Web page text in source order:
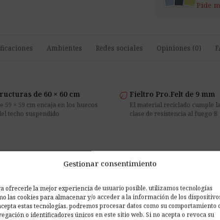
Gestionar consentimiento
ofrecerle la mejor experiencia de usuario posible, utilizamos tecnologías
las cookies para almacenar y/o acceder a la información de los
estas tecnologías, podremos procesar datos como su comportamiento
o identificadores únicos en este sitio web. Si no acepta o revoca su
Pide
Ambientes Redes sociales Opiniones (0)
de 60 × 60 cm
59 × 59 cm encaja en los huecos
techo suspendido
eco Fieltro Pro.Felt de 9 mm
El material reciclado cumple
clase de resistencia al fuego B
un formato adaptado a las